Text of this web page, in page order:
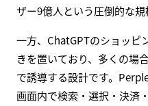
ザー9億人という圧倒的な規
一方、ChatGPTのショッピ
きを置いており、多くの場
で誘導する設計です。
画面内で検索・選択・決済